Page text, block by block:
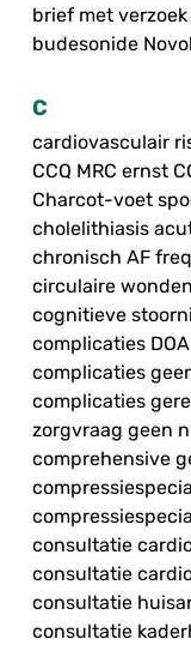
brief met
budesonide
C
cardiovasculair
CCQ MRC ernst
Charcot-voet
cholelithiasis
chronisch AF
circulaire
cognitieve
complicaties
complicaties
complicaties
zorgvraag geen
comprehensive
consultatie
consultatie
consultatie
consultatie